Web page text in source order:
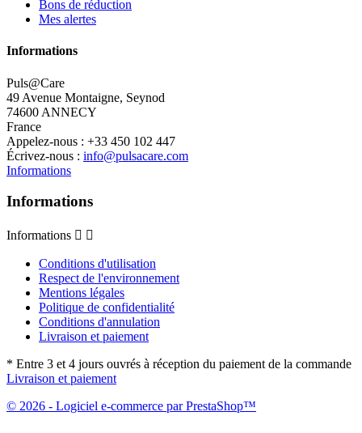
Bons de réduction
Mes alertes
Informations
Puls@Care
49 Avenue Montaigne, Seynod
74600 ANNECY
France
Appelez-nous : +33 450 102 447
Écrivez-nous : info@pulsacare.com
Informations
Informations
Informations  
Conditions d'utilisation
Respect de l'environnement
Mentions légales
Politique de confidentialité
Conditions d'annulation
Livraison et paiement
* Entre 3 et 4 jours ouvrés à réception du paiement de la commande
Livraison et paiement
© 2026 - Logiciel e-commerce par PrestaShop™